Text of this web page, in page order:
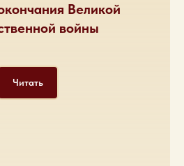
Великой
войны
Читать